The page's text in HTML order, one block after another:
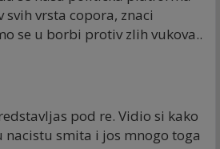
vrsta copora, znaci
se u borbi protiv zlih vukova..
pod re. Vidio si kako
smita i jos mnogo toga